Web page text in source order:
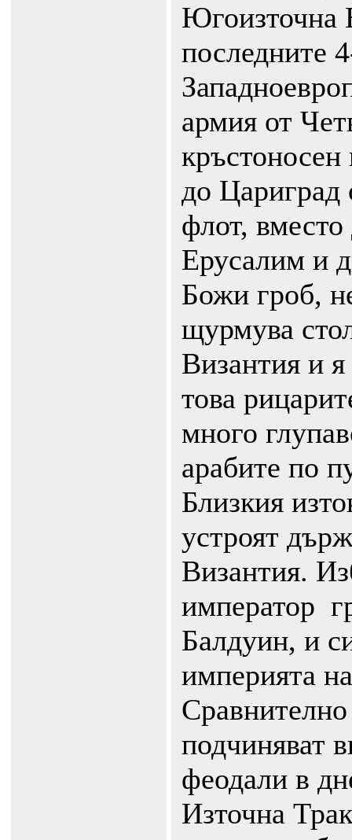
Югоизточна
последните
армия от
кръстоносен
до Цариград
флот,
Ерусалим и
Божи гроб,
щурмува
Византия и
това
много
арабите по
Близкия
устроят
Византия.
император
Балдуин, и
империята
подчиняват
феодали в
Източна